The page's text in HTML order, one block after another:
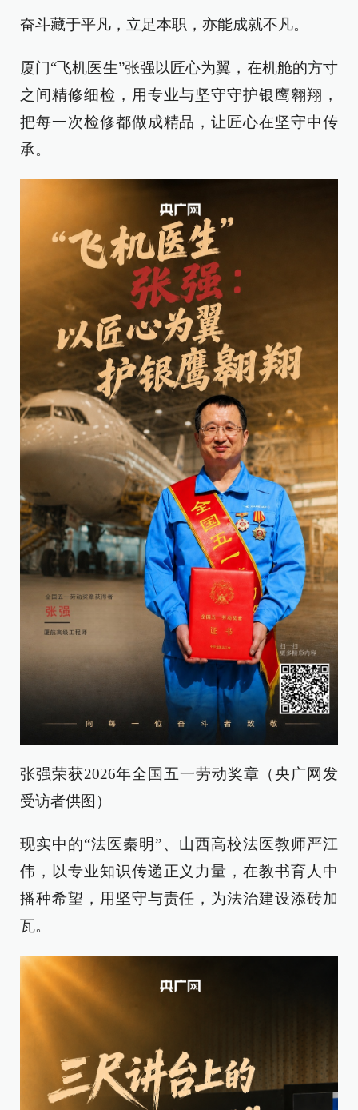
奋斗藏于平凡，立足本职，亦能成就不凡。
厦门“飞机医生”张强以匠心为翼，在机舱的方寸
之间精修细检，用专业与坚守守护银鹰翱翔，
把每一次检修都做成精品，让匠心在坚守中传
承。
张强荣获2026年全国五一劳动奖章（央广网发
受访者供图）
现实中的“法医秦明”、山西高校法医教师严江
伟，以专业知识传递正义力量，在教书育人中
播种希望，用坚守与责任，为法治建设添砖加
瓦。